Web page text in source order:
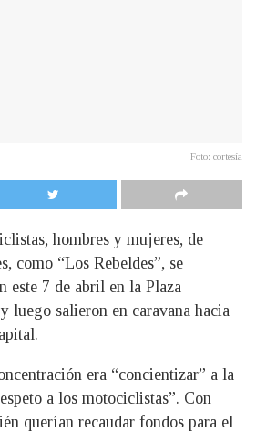
Foto: cortesía
hombres y mujeres, de
como “Los Rebeldes”, se
este 7 de abril en la Plaza
luego salieron en caravana hacia
era “concientizar” a la
a los motociclistas”. Con
querían recaudar fondos para el